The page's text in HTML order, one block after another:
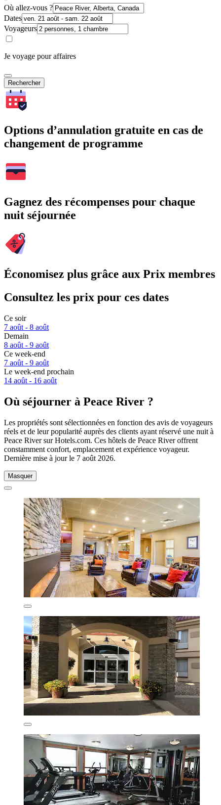
Où allez-vous ?
Dates
Voyageurs
Je voyage pour affaires
Rechercher
Options d’annulation gratuite en cas de
changement de programme
Gagnez des récompenses pour chaque
nuit séjournée
Économisez plus grâce aux Prix membres
Consultez les prix pour ces dates
Ce soir
7 août - 8 août
Demain
8 août - 9 août
Ce week-end
7 août - 9 août
Le week-end prochain
14 août - 16 août
Où séjourner à Peace River ?
Les propriétés sont sélectionnées en fonction des avis de voyageurs
réels et de leur popularité auprès des clients ayant réservé une nuit à
Peace River sur Hotels.com. Ces hôtels de Peace River offrent
constamment confort, emplacement et expérience voyageur.
Dernière mise à jour le 7 août 2026.
Masquer